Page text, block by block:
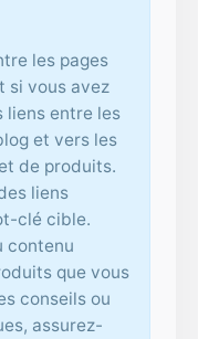
les pages
si vous avez
liens entre les
et vers les
de produits.
liens
clé cible.
contenu
que vous
conseils ou
assurez-